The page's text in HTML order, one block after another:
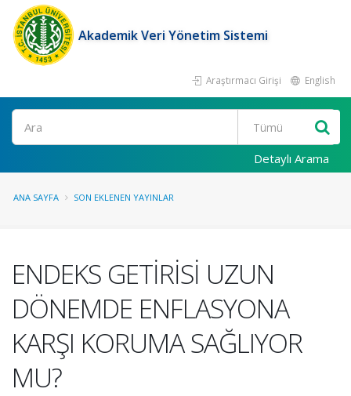
Akademik Veri Yönetim Sistemi
Araştırmacı Girişi English
Ara
Detaylı Arama
ANA SAYFA SON EKLENEN YAYINLAR
ENDEKS GETİRİSİ UZUN
DÖNEMDE ENFLASYONA
KARŞI KORUMA SAĞLIYOR
MU?